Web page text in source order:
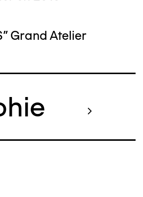
Grand Atelier